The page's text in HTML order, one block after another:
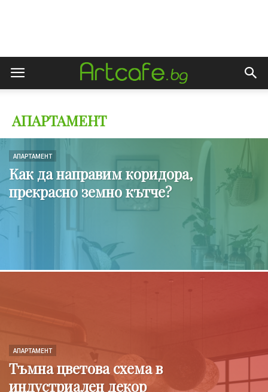
АПАРТАМЕНТ
АПАРТАМЕНТ
Как да направим коридора,
прекрасно земно кътче?
АПАРТАМЕНТ
Тъмна цветова схема в
индустриален декор